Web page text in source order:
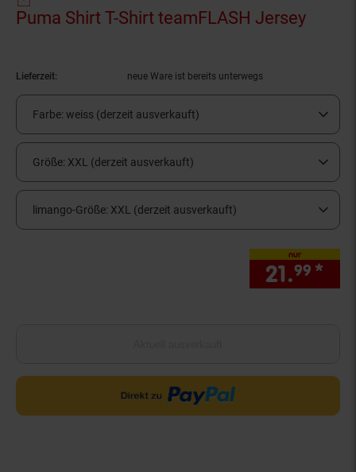
Puma Shirt T-Shirt teamFLASH Jersey
Lieferzeit: neue Ware ist bereits unterwegs
Farbe: weiss (derzeit ausverkauft)
Größe: XXL (derzeit ausverkauft)
limango-Größe: XXL (derzeit ausverkauft)
nur
21.99 *